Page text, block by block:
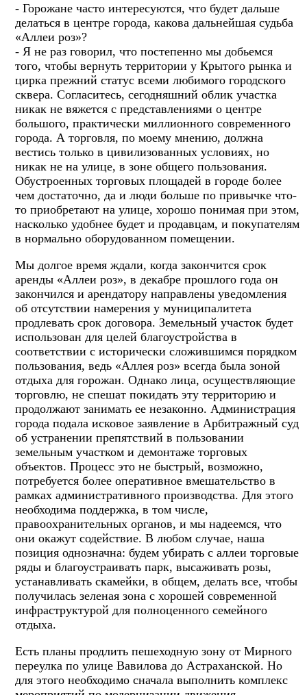
- Горожане часто интересуются, что будет дальше
делаться в центре города, какова дальнейшая судьба
«Аллеи роз»?
- Я не раз говорил, что постепенно мы добьемся
того, чтобы вернуть территории у Крытого рынка и
цирка прежний статус всеми любимого городского
сквера. Согласитесь, сегодняшний облик участка
никак не вяжется с представлениями о центре
большого, практически миллионного современного
города. А торговля, по моему мнению, должна
вестись только в цивилизованных условиях, но
никак не на улице, в зоне общего пользования.
Обустроенных торговых площадей в городе более
чем достаточно, да и люди больше по привычке что-
то приобретают на улице, хорошо понимая при этом,
насколько удобнее будет и продавцам, и покупателям
в нормально оборудованном помещении.
Мы долгое время ждали, когда закончится срок
аренды «Аллеи роз», в декабре прошлого года он
закончился и арендатору направлены уведомления
об отсутствии намерения у муниципалитета
продлевать срок договора. Земельный участок будет
использован для целей благоустройства в
соответствии с исторически сложившимся порядком
пользования, ведь «Аллея роз» всегда была зоной
отдыха для горожан. Однако лица, осуществляющие
торговлю, не спешат покидать эту территорию и
продолжают занимать ее незаконно. Администрация
города подала исковое заявление в Арбитражный суд
об устранении препятствий в пользовании
земельным участком и демонтаже торговых
объектов. Процесс это не быстрый, возможно,
потребуется более оперативное вмешательство в
рамках административного производства. Для этого
необходима поддержка, в том числе,
правоохранительных органов, и мы надеемся, что
они окажут содействие. В любом случае, наша
позиция однозначна: будем убирать с аллеи торговые
ряды и благоустраивать парк, высаживать розы,
устанавливать скамейки, в общем, делать все, чтобы
получилась зеленая зона с хорошей современной
инфраструктурой для полноценного семейного
отдыха.
Есть планы продлить пешеходную зону от Мирного
переулка по улице Вавилова до Астраханской. Но
для этого необходимо сначала выполнить комплекс